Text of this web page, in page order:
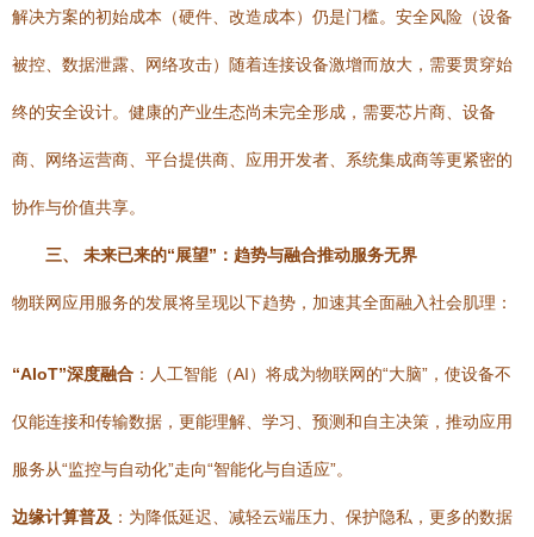
解决方案的初始成本（硬件、改造成本）仍是门槛。安全风险（设备
被控、数据泄露、网络攻击）随着连接设备激增而放大，需要贯穿始
终的安全设计。健康的产业生态尚未完全形成，需要芯片商、设备
商、网络运营商、平台提供商、应用开发者、系统集成商等更紧密的
协作与价值共享。
三、 未来已来的“展望”：趋势与融合推动服务无界
物联网应用服务的发展将呈现以下趋势，加速其全面融入社会肌理：
“AIoT”深度融合 ：人工智能（AI）将成为物联网的“大脑”，使设备不
仅能连接和传输数据，更能理解、学习、预测和自主决策，推动应用
服务从“监控与自动化”走向“智能化与自适应”。
边缘计算普及 ：为降低延迟、减轻云端压力、保护隐私，更多的数据